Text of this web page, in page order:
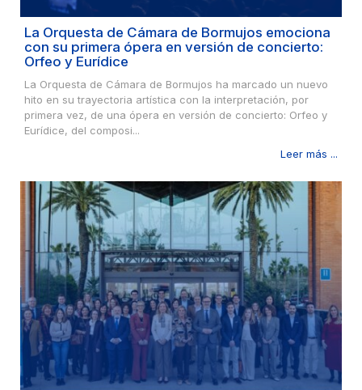
La Orquesta de Cámara de Bormujos emociona
con su primera ópera en versión de concierto:
Orfeo y Eurídice
La Orquesta de Cámara de Bormujos ha marcado un nuevo
hito en su trayectoria artística con la interpretación, por
primera vez, de una ópera en versión de concierto: Orfeo y
Eurídice, del composi...
Leer más ...